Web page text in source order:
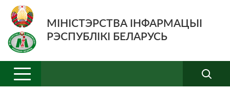
МІНІСТЭРСТВА ІНФАРМАЦЫІ
РЭСПУБЛІКІ БЕЛАРУСЬ